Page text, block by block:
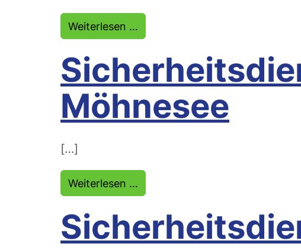
Weiterlesen …
Möhnesee
[…]
Weiterlesen …